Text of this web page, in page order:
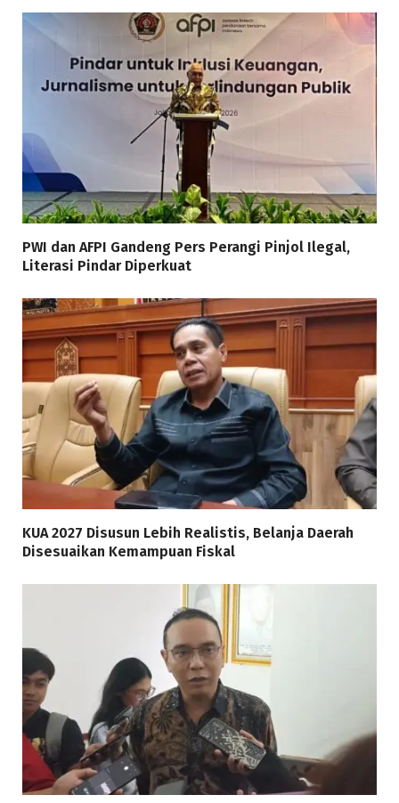
PWI dan AFPI Gandeng Pers Perangi Pinjol Ilegal,
Literasi Pindar Diperkuat
KUA 2027 Disusun Lebih Realistis, Belanja Daerah
Disesuaikan Kemampuan Fiskal